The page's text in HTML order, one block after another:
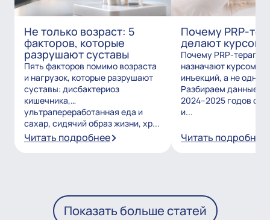
Не только возраст: 5
факторов, которые
разрушают суставы
Пять факторов помимо возраста
и нагрузок, которые разрушают
суставы: дисбактериоз
кишечника,
ультрапереработанная еда и
сахар, сидячий образ жизни, хр...
Читать подробнее
Почему PRP-
делают курсом?
Почему PRP-
назначают курсом из
инъекций, а не
Разбираем данные
2024–2025 годов о
и...
Читать подробнее
Показать больше статей